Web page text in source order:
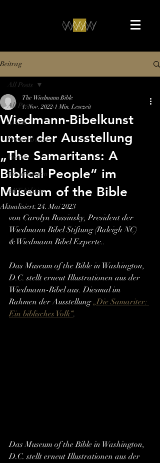
Beitrag
All Posts
Events
Presse Artikel
Videos
Ausstellungen
ART-Edition
All Posts
Wiedmann-Bibelkunst
unter der Ausstellung
„The Samaritans: A
Biblical People“ im
Museum of the Bible
The Wiedmann Bible
1. Nov. 2022 1 Min. Lesezeit
Aktualisiert:24. Mai 2023
von Carolyn Rossinsky, President der
Wiedmann Bibel Stiftung (Raleigh NC)
&Wiedmann Bibel Experte..
Das Museum of the Bible in Washington,
D.C. stellt erneut Illustrationen aus der
Wiedmann-Bibel aus. Diesmal im
Rahmen der Ausstellung „Die Samariter:
Ein biblisches Volk“.
Das Museum of the Bible in Washington,
D.C. stellt erneut Illustrationen aus der